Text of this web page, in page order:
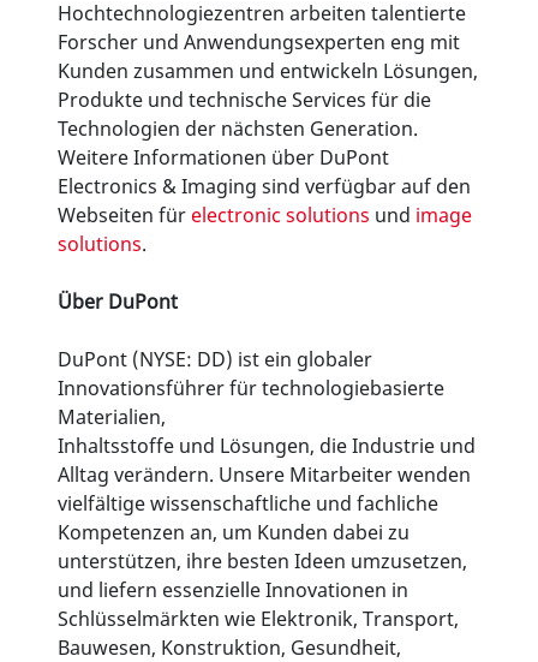
Hochtechnologiezentren arbeiten talentierte
Forscher und Anwendungsexperten eng mit
Kunden zusammen und entwickeln Lösungen,
Produkte und technische Services für die
Technologien der nächsten Generation.
Weitere Informationen über DuPont
Electronics & Imaging sind verfügbar auf den
Webseiten für electronic solutions und image
solutions.
Über DuPont
DuPont (NYSE: DD) ist ein globaler
Innovationsführer für technologiebasierte
Materialien,
Inhaltsstoffe und Lösungen, die Industrie und
Alltag verändern. Unsere Mitarbeiter wenden
vielfältige wissenschaftliche und fachliche
Kompetenzen an, um Kunden dabei zu
unterstützen, ihre besten Ideen umzusetzen,
und liefern essenzielle Innovationen in
Schlüsselmärkten wie Elektronik, Transport,
Bauwesen, Konstruktion, Gesundheit,